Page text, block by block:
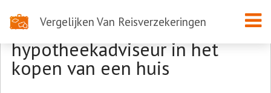
Vergelijken Van Reisverzekeringen
De rol van een
hypotheekadviseur in het
kopen van een huis